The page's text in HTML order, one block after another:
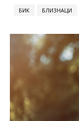
БИК БЛИЗНАЦИ